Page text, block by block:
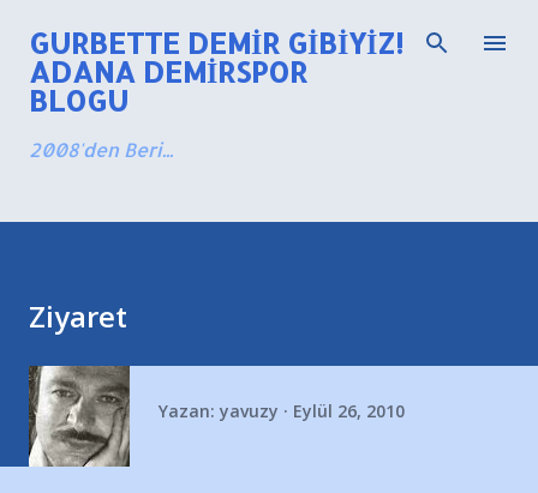
Ana içeriğe atla
GURBETTE DEMIR GIBIYIZ!
ADANA DEMIRSPOR
BLOGU
2008'den Beri...
Ziyaret
Yazan: yavuzy Eylül 26, 2010